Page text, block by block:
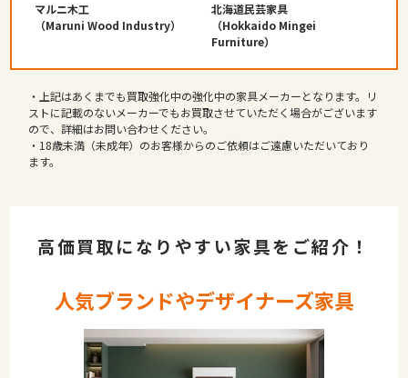
マルニ木工
（Maruni Wood Industry）
北海道民芸家具
（Hokkaido Mingei
Furniture）
・上記はあくまでも買取強化中の強化中の家具メーカーとなります。リ
ストに記載のないメーカーでもお買取させていただく場合がございます
ので、詳細はお問い合わせください。
・18歳未満（未成年）のお客様からのご依頼はご遠慮いただいており
ます。
高価買取になりやすい家具をご紹介！
人気ブランドやデザイナーズ家具